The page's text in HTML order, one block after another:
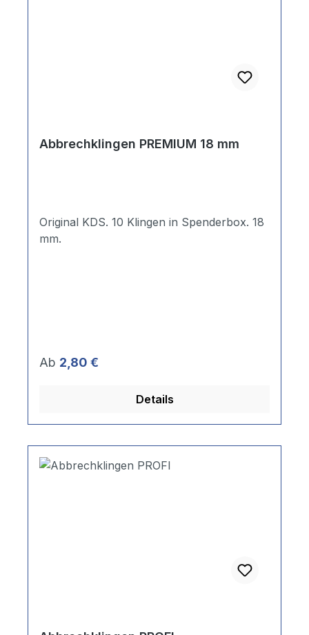
Abbrechklingen PREMIUM 18 mm
Original KDS. 10 Klingen in Spenderbox. 18
Regulärer Preis:
Ab 2,80 €
Details